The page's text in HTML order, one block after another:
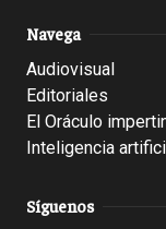
Navega
Audiovisual
Editoriales
El Oráculo
Inteligencia
Síguenos